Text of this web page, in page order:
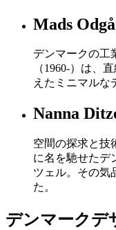
Mads
デンマークの工
（1960-）は、
えたミニマルな
Nanna
空間の探求と技
に名を馳せたデ
ツェル。その気
た。
デンマークデ